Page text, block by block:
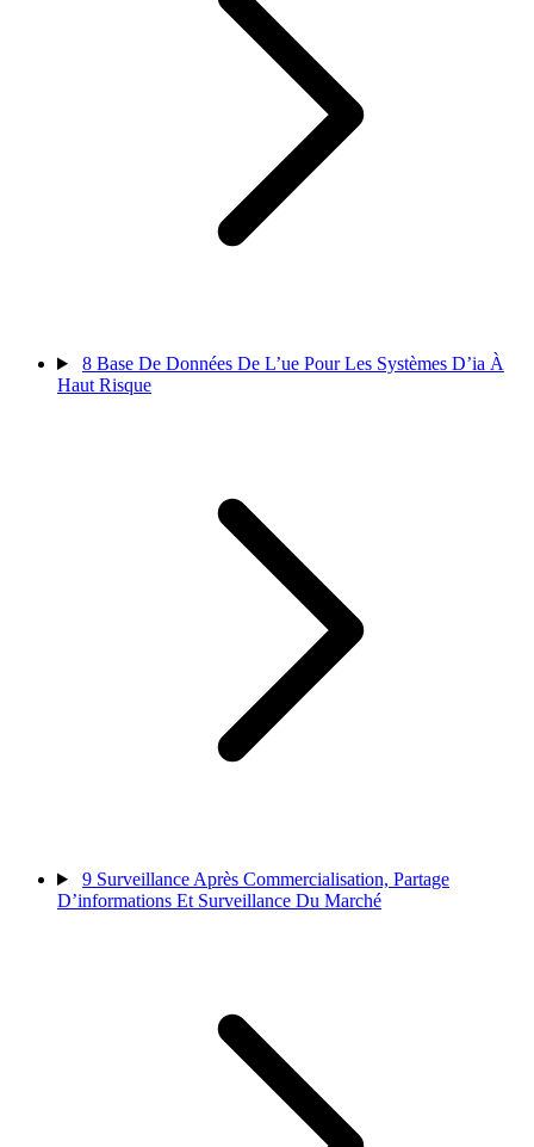
8 Base De Données De L’ue Pour Les Systèmes D’ia À
Haut Risque
9 Surveillance Après Commercialisation, Partage
D’informations Et Surveillance Du Marché